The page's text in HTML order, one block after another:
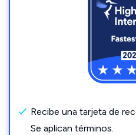
Recibe una tarjeta de
Se aplican términos.